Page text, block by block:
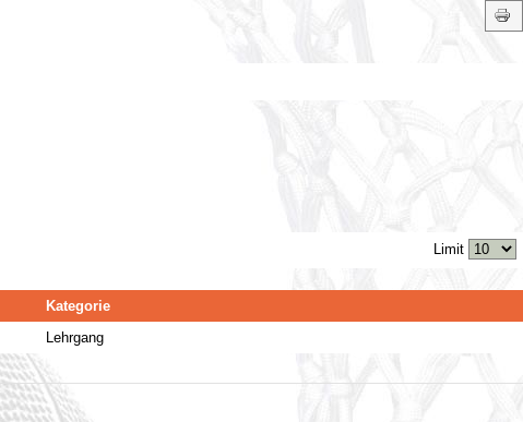
Limit
Kategorie
Lehrgang